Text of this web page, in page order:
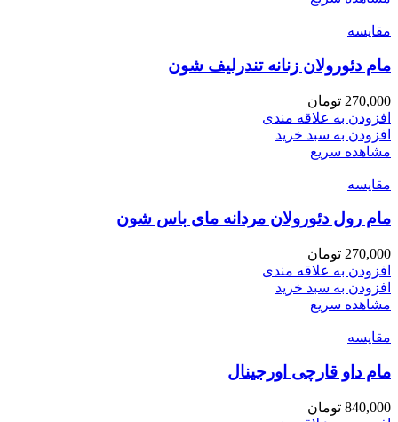
مقایسه
مام دئورولان زنانه تندرلیف شون
270,000 تومان
افزودن به علاقه مندی
افزودن به سبد خرید
مشاهده سریع
مقایسه
مام رول دئورولان مردانه مای باس شون
270,000 تومان
افزودن به علاقه مندی
افزودن به سبد خرید
مشاهده سریع
مقایسه
مام داو قارچی اورجینال
840,000 تومان